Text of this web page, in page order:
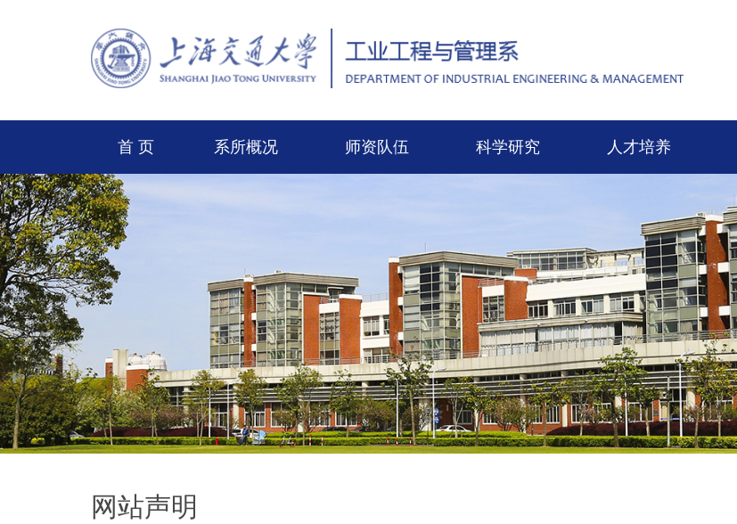
首 页 系所概况 师资队伍 科学研究 人才培养
网站声明